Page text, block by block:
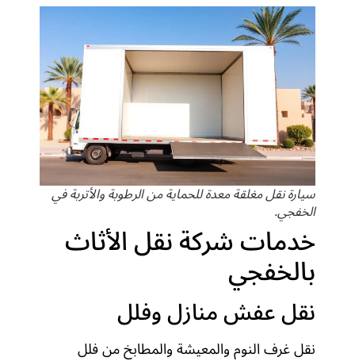
سيارة نقل مغلقة معدة للحماية من الرطوبة والأتربة في
الخفجي.
خدمات شركة نقل الأثاث
بالخفجي
نقل عفش منازل وفلل
نقل غرف النوم والمعيشة والمطابخ من فلل